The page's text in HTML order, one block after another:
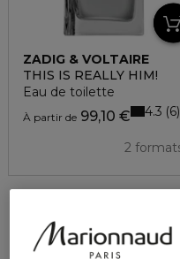
ZADIG & VOLTAIRE
THIS IS REALLY HIM!
Eau de toilette
À partir de 99,10 €
2
4.3 6